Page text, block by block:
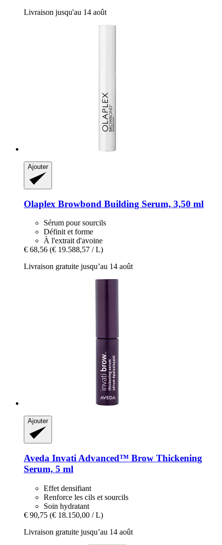
Livraison jusqu'au 14 août
Ajouter
Olaplex Browbond Building Serum, 3,50 ml
Sérum pour sourcils
Définit et forme
À l'extrait d'avoine
€ 68,56 (€ 19.588,57 / L)
Livraison gratuite jusqu’au 14 août
Ajouter
Aveda Invati Advanced™ Brow Thickening
Serum, 5 ml
Effet densifiant
Renforce les cils et sourcils
Soin hydratant
€ 90,75 (€ 18.150,00 / L)
Livraison gratuite jusqu’au 14 août